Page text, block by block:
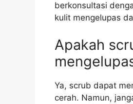
berkonsultasi
kulit mengelupas
Apakah
Ya, scrub dapat
cerah. Namun,